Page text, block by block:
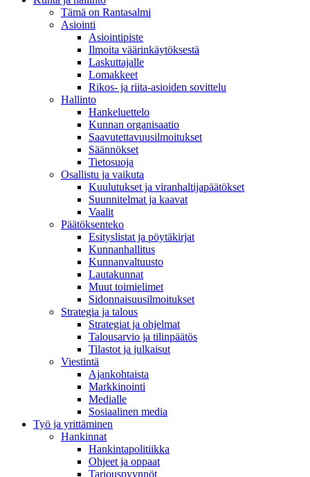
Tämä on Rantasalmi
Asiointi
Asiointipiste
Ilmoita väärinkäytöksestä
Laskuttajalle
Lomakkeet
Rikos- ja riita-asioiden sovittelu
Hallinto
Hankeluettelo
Kunnan organisaatio
Saavutettavuusilmoitukset
Säännökset
Tietosuoja
Osallistu ja vaikuta
Kuulutukset ja viranhaltijapäätökset
Suunnitelmat ja kaavat
Vaalit
Päätöksenteko
Esityslistat ja pöytäkirjat
Kunnanhallitus
Kunnanvaltuusto
Lautakunnat
Muut toimielimet
Sidonnaisuusilmoitukset
Strategia ja talous
Strategiat ja ohjelmat
Talousarvio ja tilinpäätös
Tilastot ja julkaisut
Viestintä
Ajankohtaista
Markkinointi
Medialle
Sosiaalinen media
Työ ja yrittäminen
Hankinnat
Hankintapolitiikka
Ohjeet ja oppaat
Tarjouspyynnöt